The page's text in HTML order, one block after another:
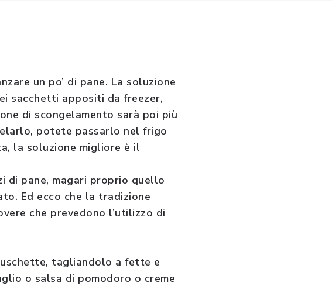
un po’ di pane. La soluzione
sacchetti appositi da freezer,
di scongelamento sarà poi più
potete passarlo nel frigo
la soluzione migliore è il
di pane, magari proprio quello
Ed ecco che la tradizione
che prevedono l’utilizzo di
tagliandolo a fette e
o salsa di pomodoro o creme